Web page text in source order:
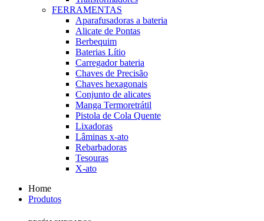
FERRAMENTAS
Aparafusadoras a bateria
Alicate de Pontas
Berbequim
Baterias Lítio
Carregador bateria
Chaves de Precisão
Chaves hexagonais
Conjunto de alicates
Manga Termoretrátil
Pistola de Cola Quente
Lixadoras
Lâminas x-ato
Rebarbadoras
Tesouras
X-ato
Home
Produtos